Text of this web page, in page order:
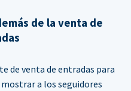
de la venta de
de venta de entradas para
a los seguidores